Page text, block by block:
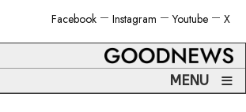
X
Youtube
Instagram
Facebook
MENU ≡